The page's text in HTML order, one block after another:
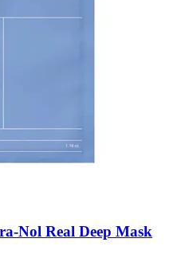
​Nol Real Deep Mask